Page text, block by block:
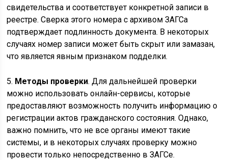
свидетельства и соответствует конкретной записи в
реестре. Сверка этого номера с архивом ЗАГСа
подтверждает подлинность документа. В некоторых
случаях номер записи может быть скрыт или замазан,
что является явным признаком подделки.
5. Методы проверки. Для дальнейшей проверки
можно использовать онлайн-сервисы, которые
предоставляют возможность получить информацию о
регистрации актов гражданского состояния. Однако,
важно помнить, что не все органы имеют такие
системы, и в некоторых случаях проверку можно
провести только непосредственно в ЗАГСе.